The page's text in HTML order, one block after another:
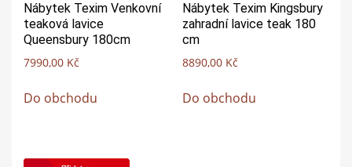
Nábytek Texim Venkovní
teaková lavice
Queensbury 180cm
7990,00 Kč
Do obchodu
Nábytek Texim Kingsbury
zahradní lavice teak 180
cm
8890,00 Kč
Do obchodu